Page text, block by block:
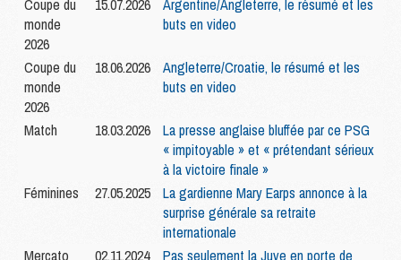
Coupe du
monde
2026
15.07.2026
Argentine/Angleterre, le résumé et les
buts en video
Coupe du
monde
2026
18.06.2026
Angleterre/Croatie, le résumé et les
buts en video
Match 18.03.2026
La presse anglaise bluffée par ce PSG
« impitoyable » et « prétendant sérieux
à la victoire finale »
Féminines
27.05.2025
La gardienne Mary Earps annonce à la
surprise générale sa retraite
internationale
Mercato
02.11.2024
Pas seulement la Juve en porte de